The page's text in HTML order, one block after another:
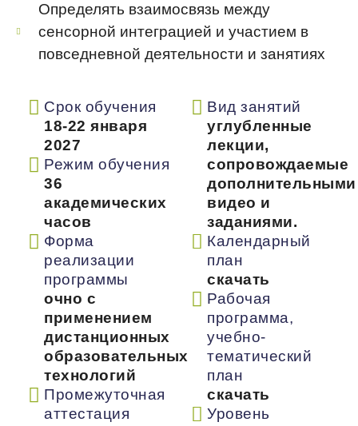
Определять взаимосвязь между
сенсорной интеграцией и участием в
повседневной деятельности и занятиях
Срок обучения
18-22 января
2027
Режим обучения
36
академических
часов
Форма
реализации
программы
очно с
применением
дистанционных
образовательных
технологий
Промежуточная
аттестация
Вид занятий
углубленные
лекции,
сопровождаемые
дополнительными
видео и
заданиями.
Календарный
план
скачать
Рабочая
программа,
учебно-
тематический
план
скачать
Уровень